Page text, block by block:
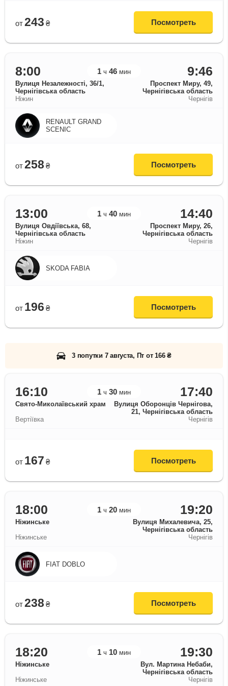
от 243 ₴ Посмотреть
8:00 1 ч 46 мин 9:46
Вулиця Незалежності, 36/1,
Чернігівська область
Проспект Миру, 49,
Чернігівська область
Ніжин
Чернігів
RENAULT GRAND
SCENIC
от 258 ₴ Посмотреть
13:00 1 ч 40 мин 14:40
Вулиця Овдіївська, 68,
Чернігівська область
Проспект Миру, 26,
Чернігівська область
Ніжин
Чернігів
SKODA FABIA
от 196 ₴ Посмотреть
3 попутки 7 августа, Пт от 166 ₴
16:10 1 ч 30 мин 17:40
Свято-Миколаївський храм
Вулиця Оборонців Чернігова,
21, Чернігівська область
Вертіївка
Чернігів
от 167 ₴ Посмотреть
18:00 1 ч 20 мин 19:20
Ніжинське
Вулиця Михалевича, 25,
Чернігівська область
Ніжинське
Чернігів
FIAT DOBLO
от 238 ₴ Посмотреть
18:20 1 ч 10 мин 19:30
Ніжинське
Вул. Мартина Небаби,
Чернігівська область
Ніжинське
Чернігів